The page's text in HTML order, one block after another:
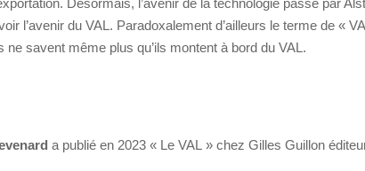
l’avenir du VAL. Paradoxalement d’ailleurs le terme de «
ne savent même plus qu’ils montent à bord du VAL.
a publié en 2023 « Le VAL » chez Gilles Guillon